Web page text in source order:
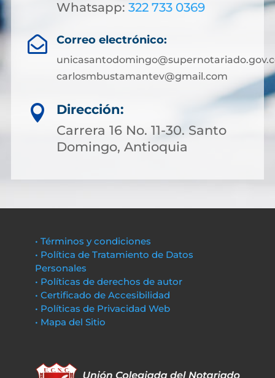
Whatsapp: 322 733 0369
 Correo electrónico:
carlosmbustamantev@gmail.com

Dirección:
Carrera 16 No. 11-30. Santo
Domingo, Antioquia
• Términos y condiciones
• Política de Tratamiento de Datos
Personales
• Políticas de derechos de autor
• Certificado de Accesibilidad
• Políticas de Privacidad Web
• Mapa del Sitio